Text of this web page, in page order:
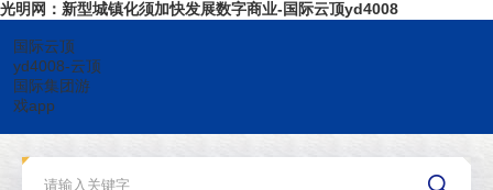
光明网：新型城镇化须加快发展数字商业-国际云顶yd4008
国际云顶
yd4008-云顶
国际集团游
戏app